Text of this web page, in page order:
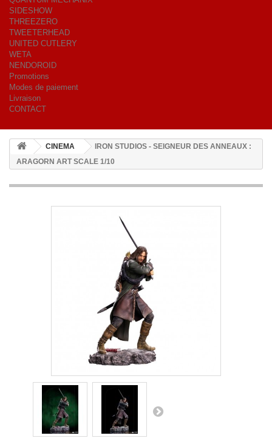
SIDESHOW
THREEZERO
TWEETERHEAD
UNITED CUTLERY
WETA
NENDOROID
Promotions
Modes de paiement
Livraison
CONTACT
CINEMA
IRON STUDIOS - SEIGNEUR DES ANNEAUX :
ARAGORN ART SCALE 1/10